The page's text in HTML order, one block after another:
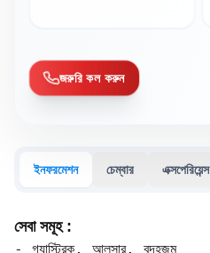
জরুরি কল করুন
ইনফরমেশন চেম্বার এক্সপেরিয়েন্স
সেবা সমূহ :
- গ্যাস্ট্রিক, আলসার, বদহজম